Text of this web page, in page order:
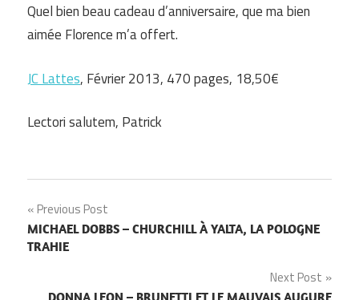
Quel bien beau cadeau d’anniversaire, que ma bien
aimée Florence m’a offert.
JC Lattes, Février 2013, 470 pages, 18,50€
Lectori salutem, Patrick
Navigation
de
Previous Post
MICHAEL DOBBS – CHURCHILL À YALTA, LA POLOGNE
TRAHIE
Next Post
DONNA LEON – BRUNETTI ET LE MAUVAIS AUGURE